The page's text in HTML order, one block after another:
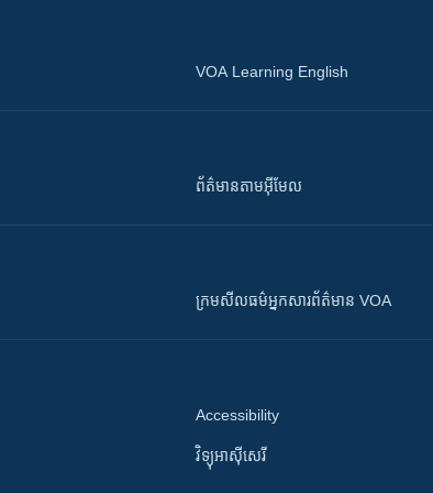
VOA Learning English
ព័ត៌មាន​តាម​អ៊ីមែល
ក្រម​​​សីលធម៌​​​អ្នក​​​សារព័ត៌មាន VOA
Accessibility
វិទ្យុ​អាស៊ី​សេរី